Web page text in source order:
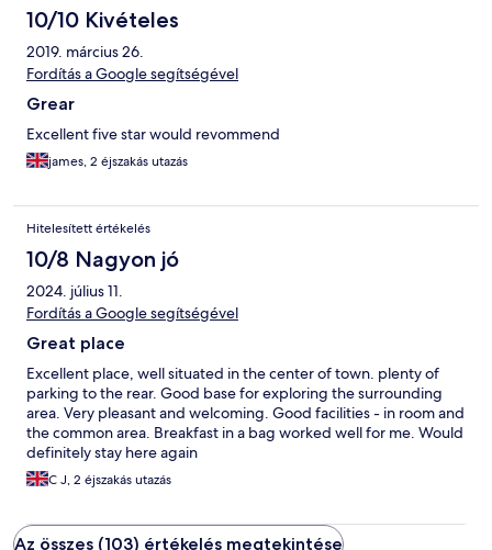
10/10 Kivételes
2019. március 26.
Fordítás a Google segítségével
Grear
Excellent five star would revommend
james, 2 éjszakás utazás
Hitelesített értékelés
10/8 Nagyon jó
2024. július 11.
Fordítás a Google segítségével
Great place
Excellent place, well situated in the center of town. plenty of
parking to the rear. Good base for exploring the surrounding
area. Very pleasant and welcoming. Good facilities - in room and
the common area. Breakfast in a bag worked well for me. Would
definitely stay here again
C J, 2 éjszakás utazás
Az összes (103) értékelés megtekintése